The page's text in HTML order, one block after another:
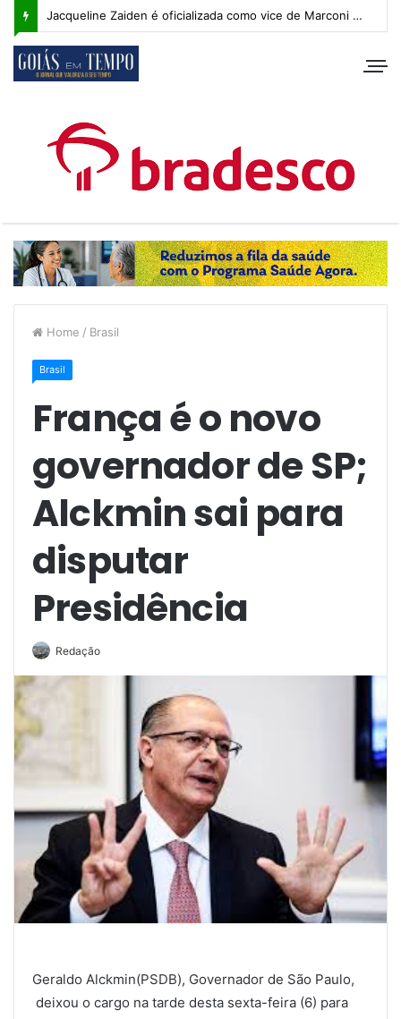
Jacqueline Zaiden é oficializada como vice de Marconi Perillo; veja os detalhes do anúncio
Home / Brasil
Brasil
França é o novo
governador de SP;
Alckmin sai para
disputar
Presidência
Redação
Geraldo Alckmin(PSDB), Governador de São Paulo,
deixou o cargo na tarde desta sexta-feira (6) para